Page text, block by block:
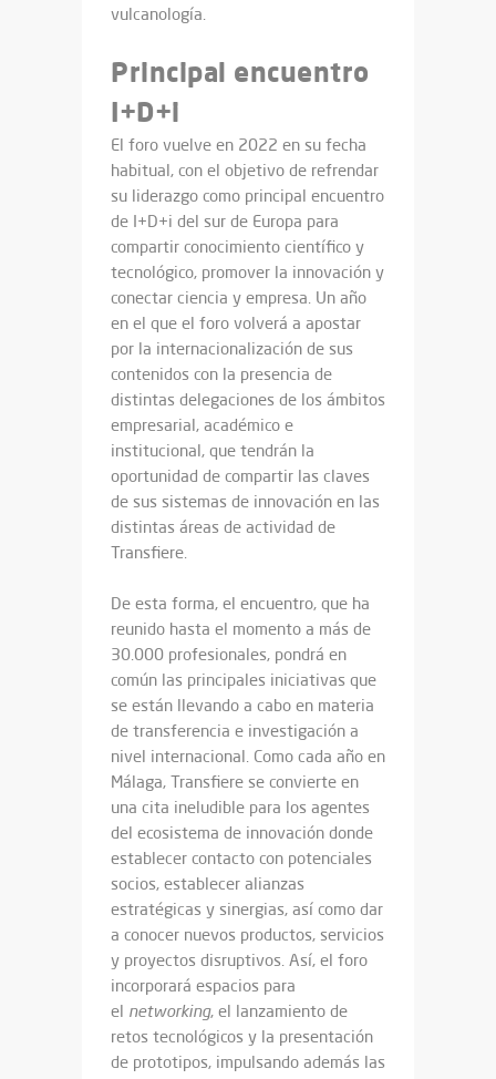
vulcanología.
Principal encuentro
I+D+i
El foro vuelve en 2022 en su fecha
habitual, con el objetivo de refrendar
su liderazgo como principal encuentro
de I+D+i del sur de Europa para
compartir conocimiento científico y
tecnológico, promover la innovación y
conectar ciencia y empresa. Un año
en el que el foro volverá a apostar
por la internacionalización de sus
contenidos con la presencia de
distintas delegaciones de los ámbitos
empresarial, académico e
institucional, que tendrán la
oportunidad de compartir las claves
de sus sistemas de innovación en las
distintas áreas de actividad de
Transfiere.
De esta forma, el encuentro, que ha
reunido hasta el momento a más de
30.000 profesionales, pondrá en
común las principales iniciativas que
se están llevando a cabo en materia
de transferencia e investigación a
nivel internacional. Como cada año en
Málaga, Transfiere se convierte en
una cita ineludible para los agentes
del ecosistema de innovación donde
establecer contacto con potenciales
socios, establecer alianzas
estratégicas y sinergias, así como dar
a conocer nuevos productos, servicios
y proyectos disruptivos. Así, el foro
incorporará espacios para
el networking, el lanzamiento de
retos tecnológicos y la presentación
de prototipos, impulsando además las